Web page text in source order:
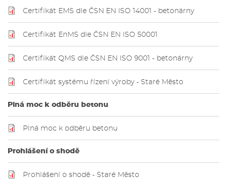
Certifikát EMS dle ČSN EN ISO 14001 - betonárny
Certifikát EnMS dle ČSN EN ISO 50001
Certifikát QMS dle ČSN EN ISO 9001 - betonárny
Certifikát systému řízení výroby - Staré Město
Plná moc k odběru betonu
Plná moc k odběru betonu
Prohlášení o shodě
Prohlášení o shodě - Staré Město